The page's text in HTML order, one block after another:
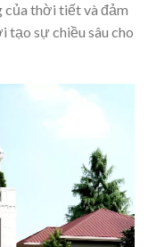
của thời tiết và đảm
tạo sự chiều sâu cho